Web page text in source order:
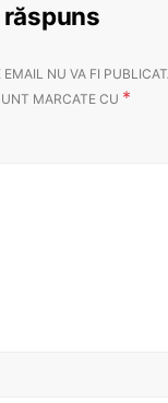
răspuns
EMAIL NU VA FI
MARCATE CU *